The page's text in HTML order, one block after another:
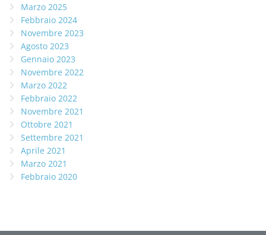
Marzo 2025
Febbraio 2024
Novembre 2023
Agosto 2023
Gennaio 2023
Novembre 2022
Marzo 2022
Febbraio 2022
Novembre 2021
Ottobre 2021
Settembre 2021
Aprile 2021
Marzo 2021
Febbraio 2020